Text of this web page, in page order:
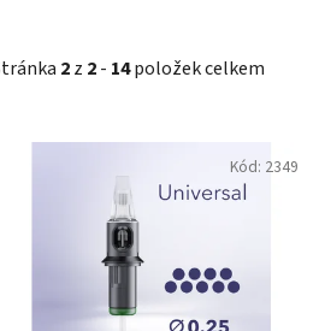
2z 2- 14položek celkem
Kód: 2349